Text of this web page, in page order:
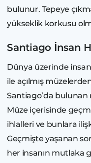
bulunur. Tepeye
yükseklik korkusu
Santiago İnsan
Dünya üzerinde insan
ile açılmış
Santiago’da bulunan
Müze içerisinde
ihlalleri ve bunlara
Geçmişte yaşanan
her insanın mutlaka